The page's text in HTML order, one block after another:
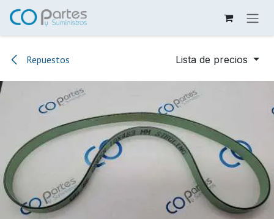
Ir al contenido
Repuestos Lista de precios